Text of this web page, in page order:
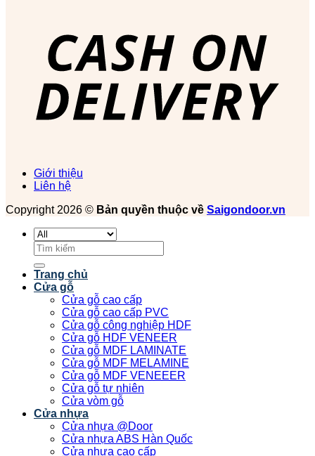
Giới thiệu
Liên hệ
Copyright 2026 © Bản quyền thuộc về Saigondoor.vn
Tìm
kiếm:
Trang chủ
Cửa gỗ
Cửa gỗ cao cấp
Cửa gỗ cao cấp PVC
Cửa gỗ công nghiệp HDF
Cửa gỗ HDF VENEER
Cửa gỗ MDF LAMINATE
Cửa gỗ MDF MELAMINE
Cửa gỗ MDF VENEEER
Cửa gỗ tự nhiên
Cửa vòm gỗ
Cửa nhựa
Cửa nhựa @Door
Cửa nhựa ABS Hàn Quốc
Cửa nhựa cao cấp